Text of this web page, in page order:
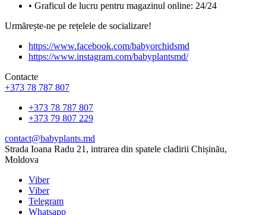
• Graficul de lucru pentru magazinul online: 24/24
Urmărește-ne pe rețelele de socializare!
https://www.facebook.com/babyorchidsmd
https://www.instagram.com/babyplantsmd/
Contacte
+373 78 787 807
+373 78 787 807
+373 79 807 229
contact@babyplants.md
Strada Ioana Radu 21, intrarea din spatele cladirii Chișinău,
Moldova
Viber
Viber
Telegram
Whatsapp